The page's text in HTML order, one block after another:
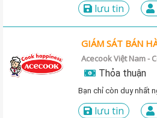
lưu tin
Thỏa thuận
lưu tin